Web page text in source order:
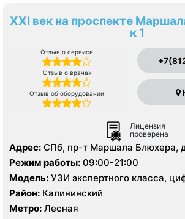
XXI век на проспекте
к 1
Отзыв о сервисе
Отзыв о врачах
Отзыв об оборудовании
Лицензия
проверена
Адрес: СПб, пр-т Маршала Блюхера,
Режим работы: 09:00-21:00
Модель: УЗИ экспертного класса,
Район: Калининский
Метро: Лесная